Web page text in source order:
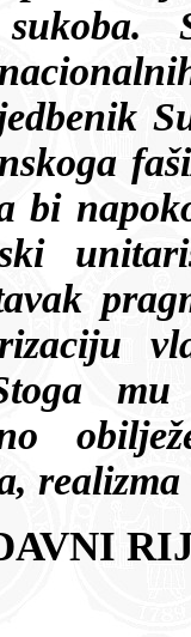
nastavlja borbu
bi
sredstvo